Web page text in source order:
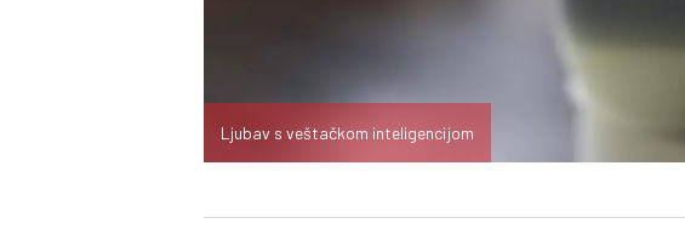
Ljubav s veštačkom inteligencijom